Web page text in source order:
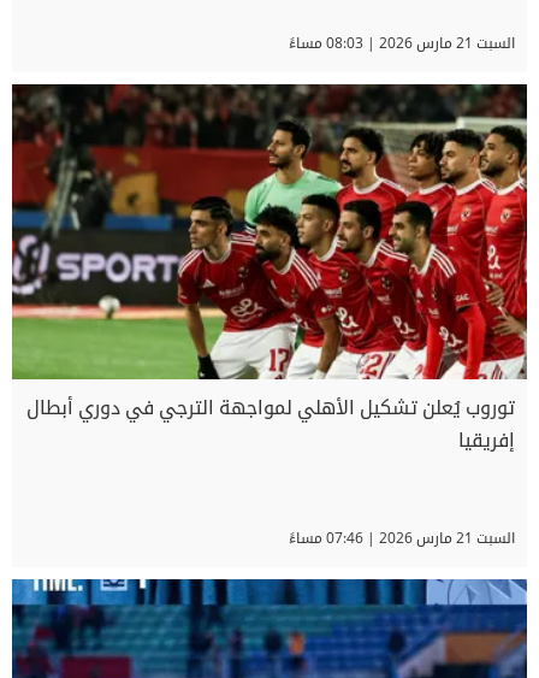
السبت 21 مارس 2026 | 08:03 مساءً
توروب يُعلن تشكيل الأهلي لمواجهة الترجي في دوري أبطال
إفريقيا
السبت 21 مارس 2026 | 07:46 مساءً